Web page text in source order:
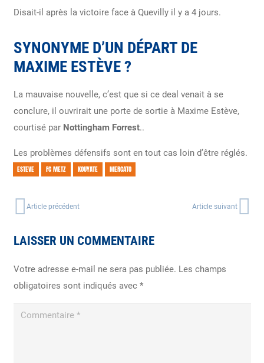
Disait-il après la victoire face à Quevilly il y a 4 jours.
SYNONYME D’UN DÉPART DE
MAXIME ESTÈVE ?
La mauvaise nouvelle, c’est que si ce deal venait à se
conclure, il ouvrirait une porte de sortie à Maxime Estève,
courtisé par Nottingham Forrest..
Les problèmes défensifs sont en tout cas loin d’être réglés.
ESTEVE FC METZ KOUYATE MERCATO
Article précédent Article suivant
LAISSER UN COMMENTAIRE
Votre adresse e-mail ne sera pas publiée. Les champs
obligatoires sont indiqués avec *